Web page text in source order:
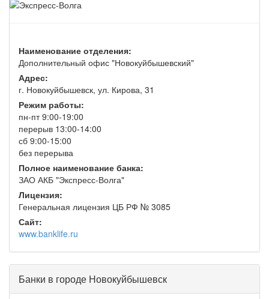
Наименование отделения:
Дополнительный офис "Новокуйбышевский"
Адрес:
г. Новокуйбышевск, ул. Кирова, 31
Режим работы:
пн-пт 9:00-19:00
перерыв 13:00-14:00
сб 9:00-15:00
без перерыва
Полное наименование банка:
ЗАО АКБ "Экспресс-Волга"
Лицензия:
Генеральная лицензия ЦБ РФ № 3085
Сайт:
www.banklife.ru
Банки в городе Новокуйбышевск